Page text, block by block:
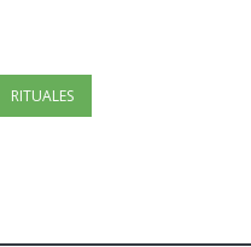
RITUALES